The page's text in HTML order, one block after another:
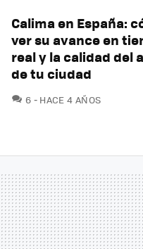
Calima en España:
ver su avance en
real y la calidad del
de tu ciudad
6 COMENTARIOS
HACE 4 AÑOS